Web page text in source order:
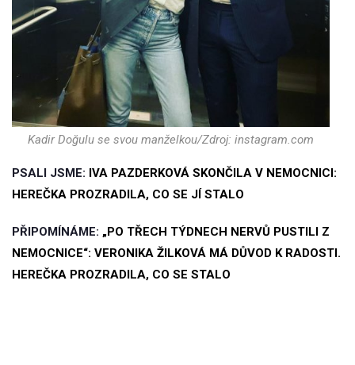
Kadir Doğulu se svou manželkou/Zdroj: instagram.com
PSALI JSME: IVA PAZDERKOVÁ SKONČILA V NEMOCNICI:
HEREČKA PROZRADILA, CO SE JÍ STALO
PŘIPOMÍNÁME: „PO TŘECH TÝDNECH NERVŮ PUSTILI Z
NEMOCNICE“: VERONIKA ŽILKOVÁ MÁ DŮVOD K RADOSTI.
HEREČKA PROZRADILA, CO SE STALO